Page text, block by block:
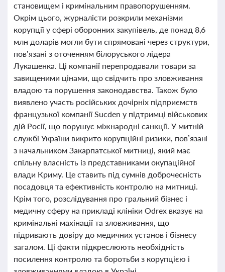
становищем і кримінальним правопорушенням.
Окрім цього, журналісти розкрили механізми
корупції у сфері оборонних закупівель, де понад 8,6
млн доларів могли бути спрямовані через структури,
пов’язані з оточенням білоруського лідера
Лукашенка. Ці компанії перепродавали товари за
завищеними цінами, що свідчить про зловживання
владою та порушення законодавства. Також було
виявлено участь російських дочірніх підприємств
французької компанії Sucden у підтримці військових
дій Росії, що порушує міжнародні санкції. У митній
службі України викрито корупційні ризики, пов’язані
з начальником Закарпатської митниці, який має
спільну власність із представниками окупаційної
влади Криму. Це ставить під сумнів доброчесність
посадовця та ефективність контролю на митниці.
Крім того, розслідування про гральний бізнес і
медичну сферу на прикладі клініки Odrex вказує на
кримінальні махінації та зловживання, що
підривають довіру до медичних установ і бізнесу
загалом. Ці факти підкреслюють необхідність
посилення контролю та боротьби з корупцією і